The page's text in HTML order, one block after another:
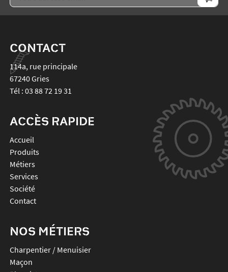
CONTACT
114a, rue principale
67240Gries
Tél : 03 88 72 19 31
ACCÈS RAPIDE
Accueil
Produits
Métiers
Services
Société
Contact
NOS MÉTIERS
Charpentier / Menuisier
Maçon